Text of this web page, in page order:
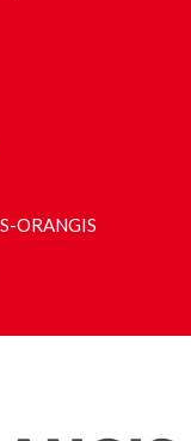
ORANGIS